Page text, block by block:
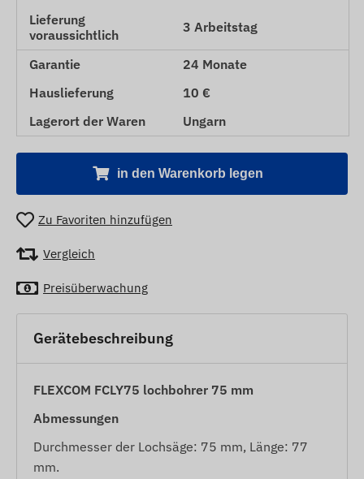
Lieferung
voraussichtlich
3 Arbeitstag
Garantie
24 Monate
Hauslieferung
10 €
Lagerort der Waren
Ungarn
in den Warenkorb legen
Zu Favoriten hinzufügen
Vergleich
Preisüberwachung
Gerätebeschreibung
FLEXCOM FCLY75 lochbohrer 75 mm
Abmessungen
Durchmesser der Lochsäge: 75 mm, Länge: 77
mm.